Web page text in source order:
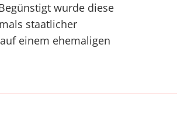
wurde diese
staatlicher
einem ehemaligen